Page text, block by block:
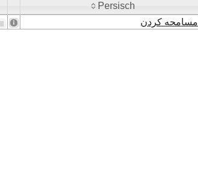
Persisch
مسامحه کردن